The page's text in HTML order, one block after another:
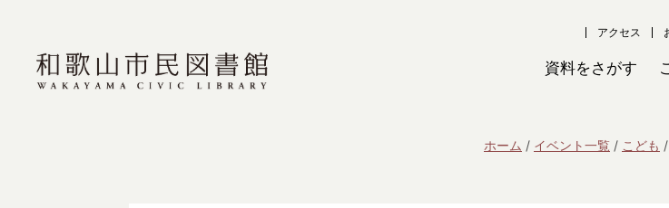
アクセス
資料をさがす
ホーム イベント一覧 こども